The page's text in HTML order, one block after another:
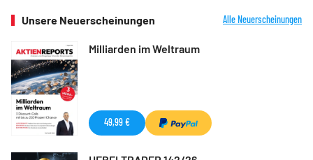
Unsere Neuerscheinungen Alle Neuerscheinungen
Milliarden im Weltraum
49,99 €